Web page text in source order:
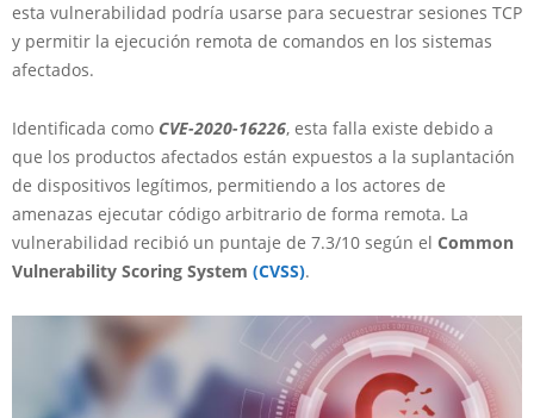
esta vulnerabilidad podría usarse para secuestrar sesiones TCP
y permitir la ejecución remota de comandos en los sistemas
afectados.
Identificada como CVE-2020-16226, esta falla existe debido a
que los productos afectados están expuestos a la suplantación
de dispositivos legítimos, permitiendo a los actores de
amenazas ejecutar código arbitrario de forma remota. La
vulnerabilidad recibió un puntaje de 7.3/10 según el Common
Vulnerability Scoring System (CVSS).